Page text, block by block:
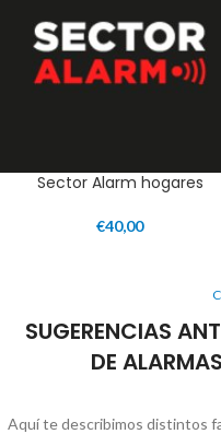
Sector Alarm hogares
€40,00
SUGERENCIAS
DE
Aquí te describimos distintos